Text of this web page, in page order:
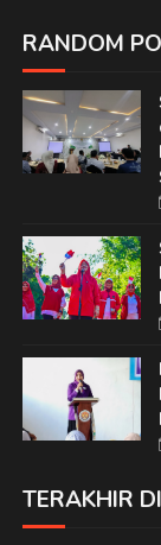
RANDOM
TERAKHIR